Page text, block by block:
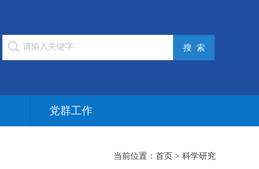
党群工作
当前位置： 首页 > 科学研究